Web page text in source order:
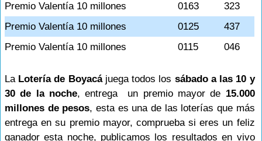
Premio Valentía 10 millones
0163
323
Premio Valentía 10 millones
0125
437
Premio Valentía 10 millones
0115 046
La Lotería de Boyacá juega todos los sábado a las 10 y
30 de la noche, entrega un premio mayor de 15.000
millones de pesos, esta es una de las loterías que más
entrega en su premio mayor, comprueba si eres un feliz
ganador esta noche, publicamos los resultados en vivo